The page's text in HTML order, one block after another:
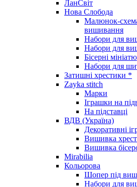
ЛанСвіт
Нова Слобода
Малюнок-
вишивання
Набори для
Набори для
Бісерні
Набори для
Затишні хрестики *
Zayka stitch
Марки
Іграшки на
На підставці
ВДВ (Україна)
Декоративні
Вишивка
Вишивка
Mirabilia
Кольорова
Шопер під
Набори для